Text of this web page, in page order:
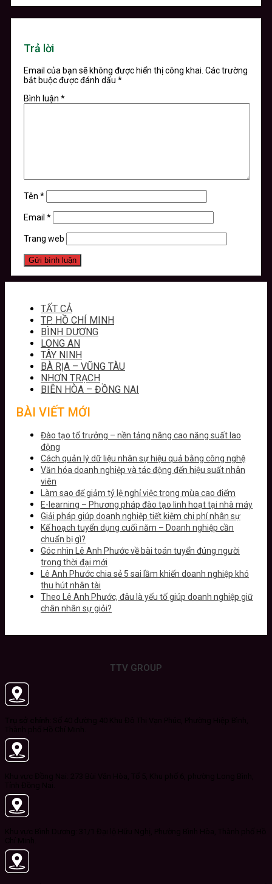
Trả lời
Email của bạn sẽ không được hiển thị công khai. Các trường
bắt buộc được đánh dấu *
Bình luận *
Tên *
Email *
Trang web
TẤT CẢ
TP. HỒ CHÍ MINH
BÌNH DƯƠNG
LONG AN
TÂY NINH
BÀ RỊA – VŨNG TÀU
NHƠN TRẠCH
BIÊN HÒA – ĐỒNG NAI
BÀI VIẾT MỚI
Đào tạo tổ trưởng – nền tảng nâng cao năng suất lao
động
Cách quản lý dữ liệu nhân sự hiệu quả bằng công nghệ
Văn hóa doanh nghiệp và tác động đến hiệu suất nhân
viên
Làm sao để giảm tỷ lệ nghỉ việc trong mùa cao điểm
E-learning – Phương pháp đào tạo linh hoạt tại nhà máy
Giải pháp giúp doanh nghiệp tiết kiệm chi phí nhân sự
Kế hoạch tuyển dụng cuối năm – Doanh nghiệp cần
chuẩn bị gì?
Góc nhìn Lê Anh Phước về bài toán tuyển đúng người
trong thời đại mới
Lê Anh Phước chia sẻ 5 sai lầm khiến doanh nghiệp khó
thu hút nhân tài
Theo Lê Anh Phước, đâu là yếu tố giúp doanh nghiệp giữ
chân nhân sự giỏi?
TTV GROUP